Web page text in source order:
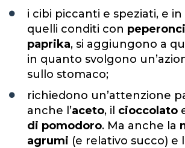
i cibi piccanti e speziati, e
quelli conditi con
paprika, si aggiungono a
in quanto svolgono
sullo stomaco;
richiedono un’attenzione
anche l’aceto, il cioccolato
di pomodoro. Ma anche la
agrumi (e relativo succo) e